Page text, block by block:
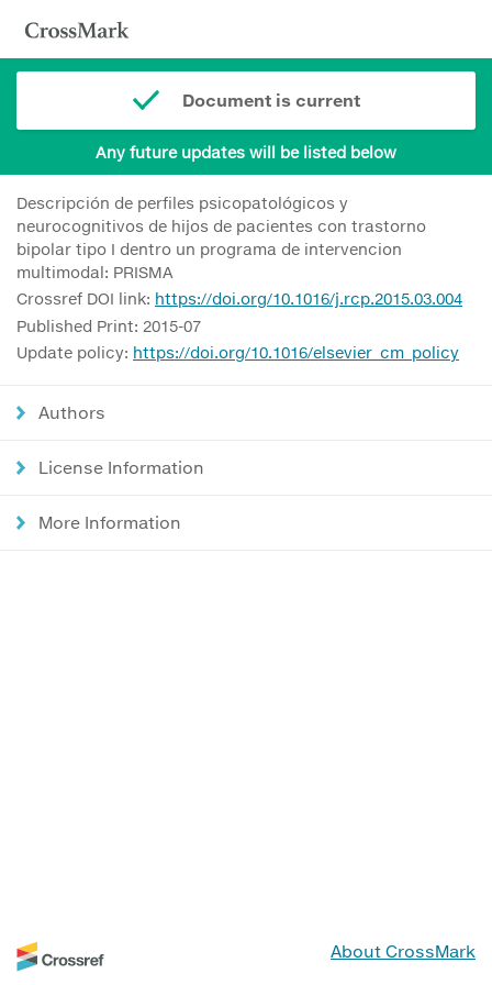
Document is current
Any future updates will be listed below
Descripción de perfiles psicopatológicos y
neurocognitivos de hijos de pacientes con trastorno
bipolar tipo I dentro un programa de intervencion
multimodal: PRISMA
Crossref DOI link: https://doi.org/10.1016/j.rcp.2015.03.004
Published Print: 2015-07
Update policy: https://doi.org/10.1016/elsevier_cm_policy
Authors
License Information
More Information
About CrossMark